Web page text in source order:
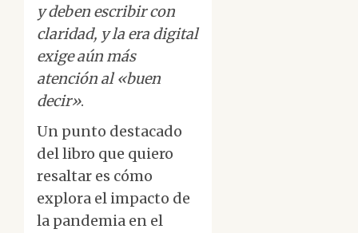
y deben escribir con
claridad, y la era digital
exige aún más
atención al «buen
decir».
Un punto destacado
del libro que quiero
resaltar es cómo
explora el impacto de
la pandemia en el